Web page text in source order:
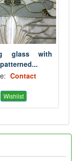
glass with
Contact
Wishlist